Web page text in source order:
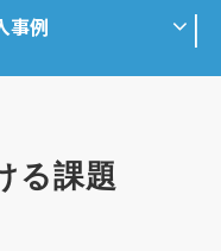
事例
る課題